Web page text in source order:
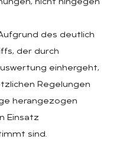
nicht hingegen
des deutlich
der durch
einhergeht,
Regelungen
herangezogen
Einsatz
sind.